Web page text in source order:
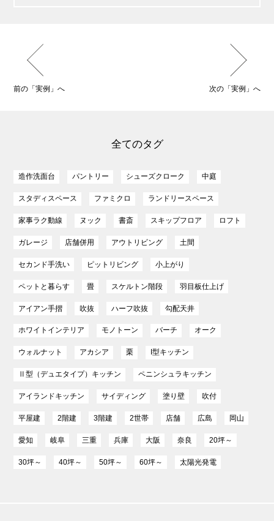
前の「実例」へ 次の「実例」へ
全てのタグ
造作洗面台 パントリー シューズクローク 中庭
スタディスペース ファミクロ ランドリースペース
家事ラク動線 ヌック 書斎 スキップフロア ロフト
ガレージ 店舗併用 アウトリビング 土間
セカンド手洗い ピットリビング 小上がり
ペットと暮らす 畳 スケルトン階段 羽目板仕上げ
アイアン手摺 吹抜 ハーフ吹抜 勾配天井
ホワイトインテリア モノトーン バーチ オーク
ウォルナット アカシア 栗 I型キッチン
Ⅱ型（デュエタイプ）キッチン ペニンシュラキッチン
アイランドキッチン サイディング 塗り壁 吹付
平屋建 2階建 3階建 2世帯 店舗 広島 岡山
愛知 岐阜 三重 兵庫 大阪 奈良 20坪～
30坪～ 40坪～ 50坪～ 60坪～ 太陽光発電